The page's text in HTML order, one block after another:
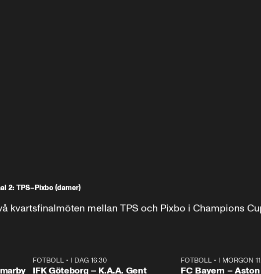
2: TPS–Pixbo (damer)
kvartsfinalmöten mellan TPS och Pixbo i Champions
Plus
FOTBOLL• I DAG 16:30
IFK Göteborg – K.A.A. Gent
Plus
FOTBOLL • I MORGON
FC Bayern –